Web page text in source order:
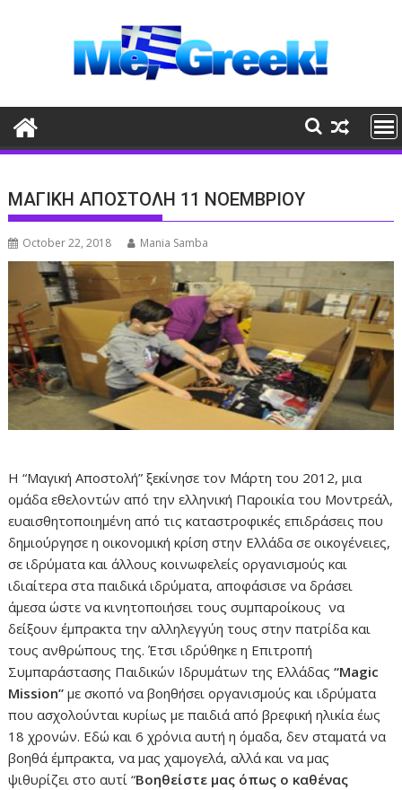
ΜΑΓΙΚΗ ΑΠΟΣΤΟΛΗ 11 ΝΟΕΜΒΡΙΟΥ
October 22, 2018 Mania Samba
H “Μαγική Αποστολή” ξεκίνησε τον Μάρτη του 2012, μια
ομάδα εθελοντών από την ελληνική Παροικία του Μοντρεάλ,
ευαισθητοποιημένη από τις καταστροφικές επιδράσεις που
δημιούργησε η οικονομική κρίση στην Ελλάδα σε οικογένειες,
σε ιδρύματα και άλλους κοινωφελείς οργανισμούς και
ιδιαίτερα στα παιδικά ιδρύματα, αποφάσισε να δράσει
άμεσα ώστε να κινητοποιήσει τους συμπαροίκους να
δείξουν έμπρακτα την αλληλεγγύη τους στην πατρίδα και
τους ανθρώπους της. Έτσι ιδρύθηκε η Επιτροπή
Συμπαράστασης Παιδικών Ιδρυμάτων της Ελλάδας“Μagic
Mission” με σκοπό να βοηθήσει οργανισμούς και ιδρύματα
που ασχολούνται κυρίως με παιδιά από βρεφική ηλικία έως
18 χρονών. Εδώ και 6 χρόνια αυτή η όμαδα, δεν σταματά να
βοηθά έμπρακτα, να μας χαμογελά, αλλά και να μας
ψιθυρίζει στο αυτί “Βοηθείστε μας όπως ο καθένας